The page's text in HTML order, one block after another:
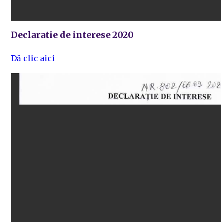
Declaratie de interese 2020
Dă clic aici